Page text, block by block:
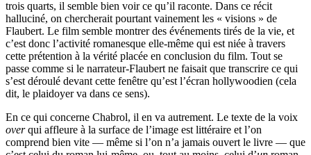
trois quarts, il semble bien voir ce qu’il raconte. Dans ce récit
halluciné, on chercherait pourtant vainement les « visions » de
Flaubert. Le film semble montrer des événements tirés de la vie, et
c’est donc l’activité romanesque elle-même qui est niée à travers
cette prétention à la vérité placée en conclusion du film. Tout se
passe comme si le narrateur-Flaubert ne faisait que transcrire ce qui
s’est déroulé devant cette fenêtre qu’est l’écran hollywoodien (cela
dit, le plaidoyer va dans ce sens).
En ce qui concerne Chabrol, il en va autrement. Le texte de la voix
overqui affleure à la surface de l’image est littéraire et l’on
comprend bien vite — même si l’on n’a jamais ouvert le livre — que